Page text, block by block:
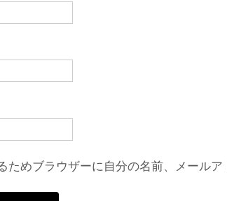
ためブラウザーに自分の名前、メールア